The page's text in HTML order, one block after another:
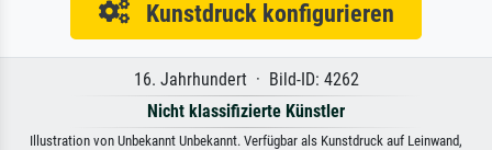
Kunstdruck konfigurieren
16. Jahrhundert · Bild-ID: 4262
Nicht klassifizierte Künstler
Illustration von Unbekannt Unbekannt. Verfügbar als Kunstdruck auf Leinwand,